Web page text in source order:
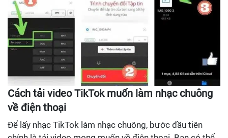
Cách tải video TikTok muốn làm nhạc chuông
về điện thoại
Để lấy nhạc TikTok làm nhạc chuông, bước đầu tiên